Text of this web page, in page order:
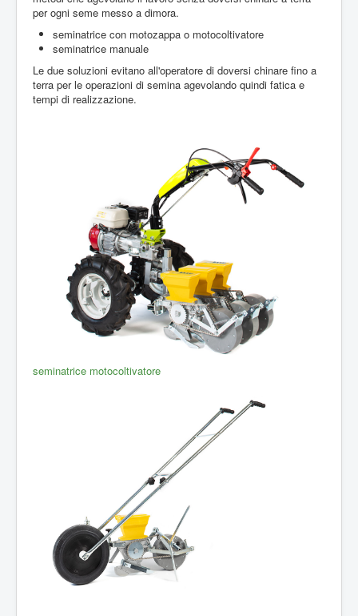
per ogni seme messo a dimora.
seminatrice con motozappa o motocoltivatore
seminatrice manuale
Le due soluzioni evitano all'operatore di doversi chinare fino a
terra per le operazioni di semina agevolando quindi fatica e
tempi di realizzazione.
seminatrice motocoltivatore